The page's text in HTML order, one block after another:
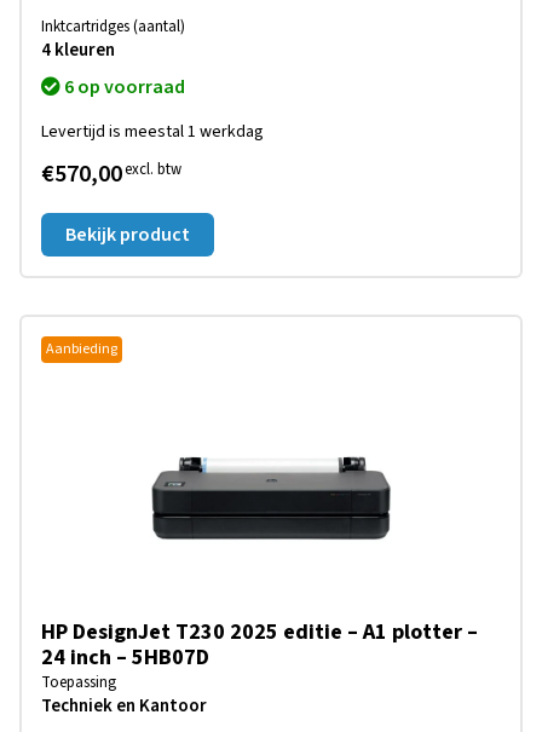
Inktcartridges (aantal)
4 kleuren
6 op voorraad
Levertijd is meestal 1 werkdag
€570,00excl. btw
Bekijk product
Aanbieding
HP DesignJet T230 2025 editie – A1 plotter –
24 inch – 5HB07D
Toepassing
Techniek en Kantoor